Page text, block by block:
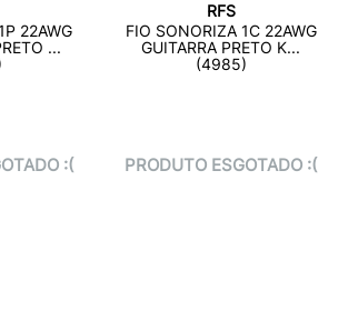
22AWG
...
:(
RFS
FIO SONORIZA 1C 22AWG
GUITARRA PRETO K...
(4985)
PRODUTO ESGOTADO :(